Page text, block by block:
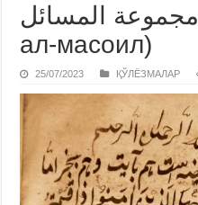
مجموعة المسائل (Мажмуъату
ал-масоил)
25/07/2023 ҚЎЛЁЗМАЛАР